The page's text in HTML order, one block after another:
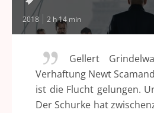
2018 2 h 14 min
Gellert
Verhaftung Newt
ist die Flucht gelungen.
Der Schurke hat